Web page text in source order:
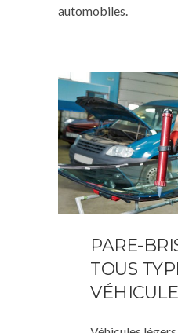
automobiles.
PARE-
TOUS
VÉHICULE